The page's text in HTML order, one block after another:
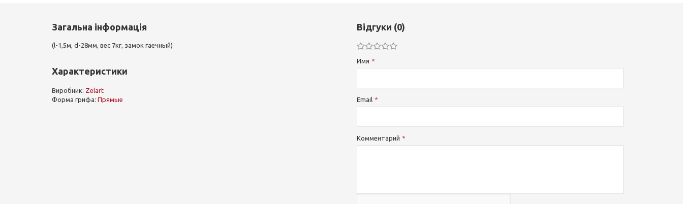
Загальна інформація
(l-1,5м, d-28мм, вес 7кг, замок гаечный)
Характеристики
Виробник: Zelart
Форма грифа: Прямые
Відгуки (0)
Имя
Email
Комментарий